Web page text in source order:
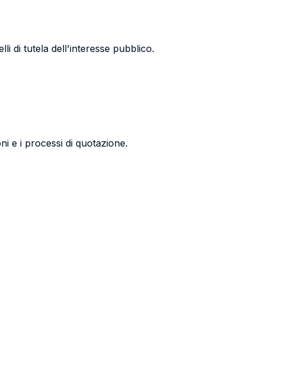
di tutela dell'interesse pubblico.
e i processi di quotazione.